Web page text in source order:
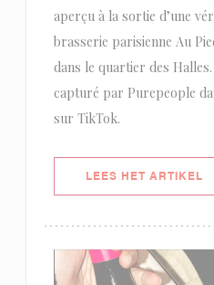
aperçu à la sortie d’une
brasserie parisienne Au
dans le quartier des
capturé par Purepeople
sur TikTok.
LEES HET ARTIKEL